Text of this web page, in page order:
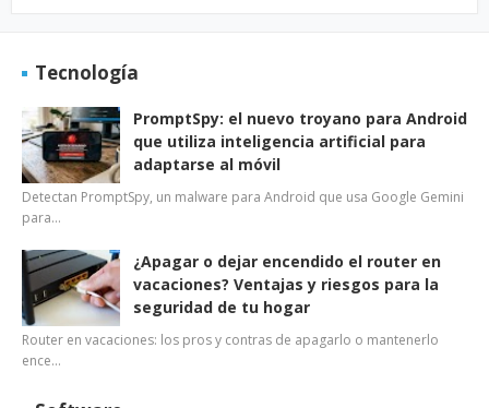
Tecnología
PromptSpy: el nuevo troyano para Android
que utiliza inteligencia artificial para
adaptarse al móvil
Detectan PromptSpy, un malware para Android que usa Google Gemini
para…
¿Apagar o dejar encendido el router en
vacaciones? Ventajas y riesgos para la
seguridad de tu hogar
Router en vacaciones: los pros y contras de apagarlo o mantenerlo
ence…